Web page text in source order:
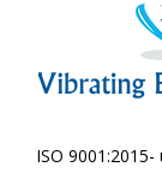
ISO